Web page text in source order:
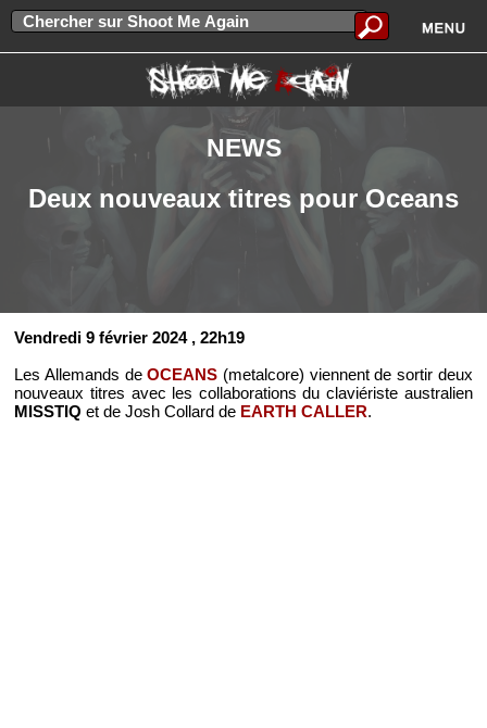
NEWS
Deux nouveaux titres pour Oceans
Vendredi 9 février 2024 , 22h19
Les Allemands deOCEANS (metalcore) viennent de sortir deux
nouveaux titres avec les collaborations du claviériste australien
MISSTIQ et de Josh Collard de EARTH CALLER.